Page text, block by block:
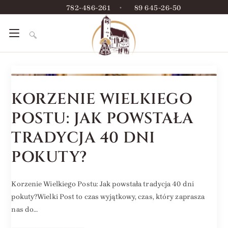
782-486-261 • 89 645-26-50
KORZENIE WIELKIEGO
POSTU: JAK POWSTAŁA
TRADYCJA 40 DNI
POKUTY?
Korzenie Wielkiego Postu: Jak powstała tradycja 40 dni
pokuty?Wielki Post to czas wyjątkowy, czas, który zaprasza
nas do…